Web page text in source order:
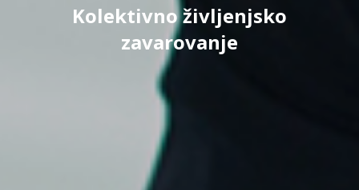
Kolektivno življenjsko
zavarovanje